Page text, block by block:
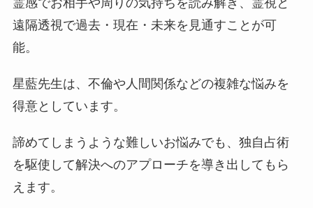
霊感でお相手や周りの気持ちを読み解き、霊視と
遠隔透視で過去・現在・未来を見通すことが可
能。
星藍先生は、不倫や人間関係などの複雑な悩みを
得意としています。
諦めてしまうような難しいお悩みでも、独自占術
を駆使して解決へのアプローチを導き出してもら
えます。